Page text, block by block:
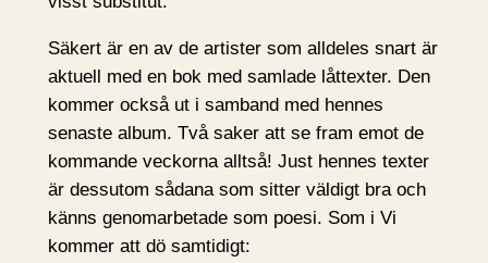
Säkert är en av de artister som alldeles snart är
aktuell med en bok med samlade låttexter. Den
kommer också ut i samband med hennes
senaste album. Två saker att se fram emot de
kommande veckorna alltså! Just hennes texter
är dessutom sådana som sitter väldigt bra och
känns genomarbetade som poesi. Som i Vi
kommer att dö samtidigt: